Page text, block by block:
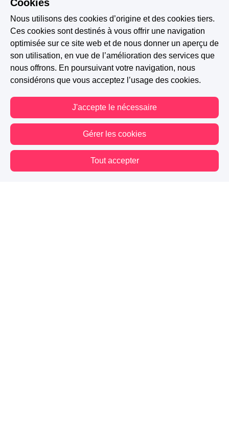
Cookies
Nous utilisons des cookies d’origine et des cookies tiers.
Ces cookies sont destinés à vous offrir une navigation
optimisée sur ce site web et de nous donner un aperçu de
son utilisation, en vue de l’amélioration des services que
nous offrons. En poursuivant votre navigation, nous
considérons que vous acceptez l’usage des cookies.
J'accepte le nécessaire
Gérer les cookies
Tout accepter